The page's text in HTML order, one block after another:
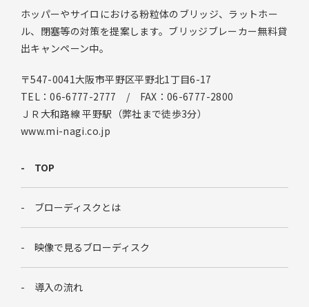
ホッパーやサイロにおける粉粒体のブリッジ、ラットホー
ル、閉塞等の対策を提案します。ブリッジブレーカー無料貸
出キャンペーン中。
〒547-0041大阪市平野区平野北1丁目6-17
TEL：06-6777-2777 / FAX：06-6777-2800
ＪＲ大和路線 平野駅（弊社まで徒歩3分）
www.mi-nagi.co.jp
TOP
ブローディスクとは
映像で見るブローディスク
導入の流れ